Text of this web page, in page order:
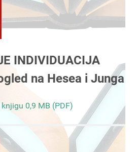
INDIVIDUACIJA
na Hesea i Junga
0,9 MB (PDF)